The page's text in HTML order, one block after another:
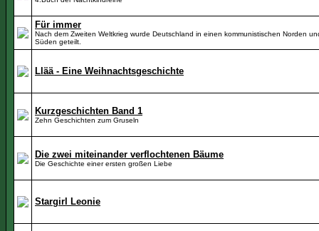
Für immer
Nach dem Zweiten Weltkrieg wurde Deutschland in einen kommunistischen Norden
Süden geteilt.
Llää - Eine Weihnachtsgeschichte
Kurzgeschichten Band 1
Zehn Geschichten zum Gruseln
Die zwei miteinander verflochtenen Bäume
Die Geschichte einer ersten großen Liebe
Stargirl Leonie